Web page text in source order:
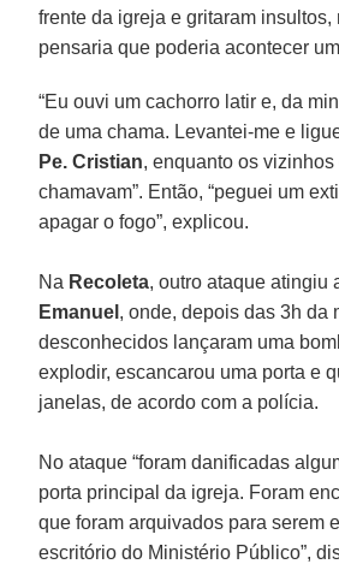
frente da igreja e gritaram insultos,
pensaria que poderia acontecer
“Eu ouvi um cachorro latir e, da
de uma chama. Levantei-me e
Pe. Cristian, enquanto os
chamavam”. Então, “peguei um
apagar o fogo”, explicou.
Na Recoleta, outro ataque atingiu
Emanuel , onde, depois das 3h da
desconhecidos lançaram uma
explodir, escancarou uma porta e
janelas, de acordo com a polícia.
No ataque “foram danificadas
porta principal da igreja. Foram
que foram arquivados para serem
escritório do Ministério Público”,